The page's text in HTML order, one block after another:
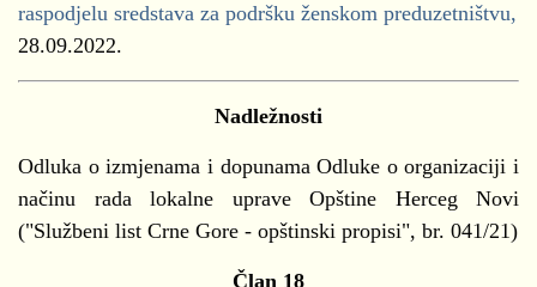
raspodjelu sredstava za podršku ženskom preduzetništvu,
28.09.2022.
Nadležnosti
Odluka o izmjenama i dopunama Odluke o organizaciji i
načinu rada lokalne uprave Opštine Herceg Novi
("Službeni list Crne Gore - opštinski propisi", br. 041/21)
Član 18